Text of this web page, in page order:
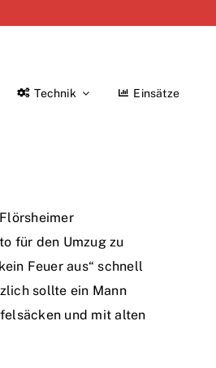
Technik Einsätze
für den Umzug zu
Feuer aus“ schnell
sollte ein Mann
und mit alten